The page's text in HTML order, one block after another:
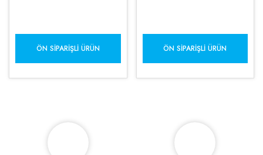
ÖN SIPARIŞLI ÜRÜN ÖN SIPARIŞLI ÜRÜN